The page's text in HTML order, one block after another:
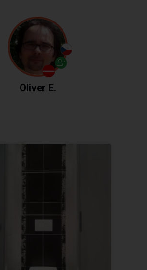
Oliver E.